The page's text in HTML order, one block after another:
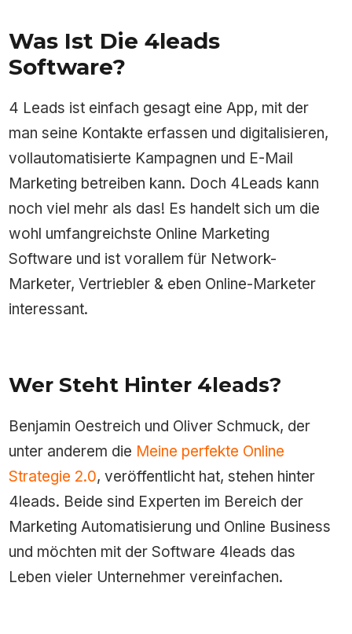
Was Ist Die 4leads
Software?
4 Leads ist einfach gesagt eine App, mit der
man seine Kontakte erfassen und digitalisieren,
vollautomatisierte Kampagnen und E-Mail
Marketing betreiben kann. Doch 4Leads kann
noch viel mehr als das! Es handelt sich um die
wohl umfangreichste Online Marketing
Software und ist vorallem für Network-
Marketer, Vertriebler & eben Online-Marketer
interessant.
Wer Steht Hinter 4leads?
Benjamin Oestreich und Oliver Schmuck, der
unter anderem die Meine perfekte Online
Strategie 2.0, veröffentlicht hat, stehen hinter
4leads. Beide sind Experten im Bereich der
Marketing Automatisierung und Online Business
und möchten mit der Software 4leads das
Leben vieler Unternehmer vereinfachen.